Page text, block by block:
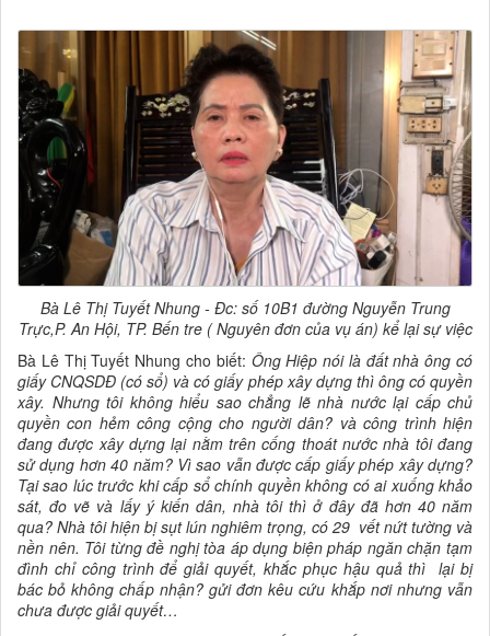
Bà Lê Thị Tuyết Nhung - Đc: số 10B1 đường Nguyễn Trung
Trực,P. An Hội, TP. Bến tre ( Nguyên đơn của vụ án) kể lại sự việc
Bà Lê Thị Tuyết Nhung cho biết: Ông Hiệp nói là đất nhà ông có
giấy CNQSDĐ (có sổ) và có giấy phép xây dựng thì ông có quyền
xây. Nhưng tôi không hiểu sao chẳng lẽ nhà nước lại cấp chủ
quyền con hẻm công cộng cho người dân? và công trình hiện
đang được xây dựng lại nằm trên cống thoát nước nhà tôi đang
sử dụng hơn 40 năm? Vì sao vẫn được cấp giấy phép xây dựng?
Tại sao lúc trước khi cấp sổ chính quyền không có ai xuống khảo
sát, đo vẽ và lấy ý kiến dân, nhà tôi thì ở đây đã hơn 40 năm
qua? Nhà tôi hiện bị sụt lún nghiêm trọng, có 29 vết nứt tường và
nền nên. Tôi từng đề nghị tòa áp dụng biện pháp ngăn chặn tạm
đình chỉ công trình để giải quyết, khắc phục hậu quả thì lại bị
bác bỏ không chấp nhận? gửi đơn kêu cứu khắp nơi nhưng vẫn
chưa được giải quyết…